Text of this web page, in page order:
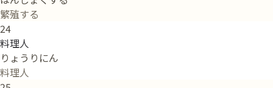
繁殖する
24
料理人
りょうりにん
料理人